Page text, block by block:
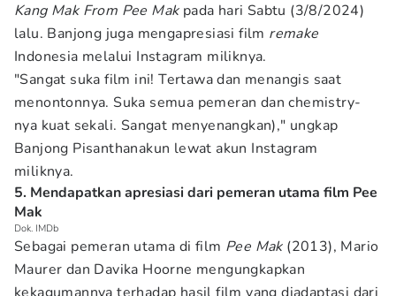
Kang Mak From Pee Makpada hari Sabtu (3/8/2024)
lalu. Banjong juga mengapresiasi film remake
Indonesia melalui Instagram miliknya.
"Sangat suka film ini! Tertawa dan menangis saat
menontonnya. Suka semua pemeran dan chemistry-
nya kuat sekali. Sangat menyenangkan)," ungkap
Banjong Pisanthanakun lewat akun Instagram
miliknya.
5. Mendapatkan apresiasi dari pemeran utama film Pee
Mak
Dok. IMDb
Sebagai pemeran utama di film Pee Mak (2013), Mario
Maurer dan Davika Hoorne mengungkapkan